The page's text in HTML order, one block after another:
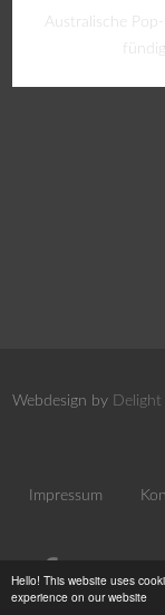
Hello! This website uses
experience on our website
Australische
Webdesign by Delight
Impressum